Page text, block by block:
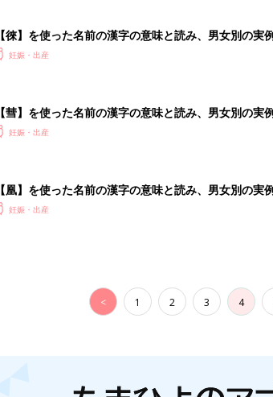
【徠】を使った名前の漢字の意味と読み、男女別の
妊娠・出産
【彗】を使った名前の漢字の意味と読み、男女別の
妊娠・出産
【凰】を使った名前の漢字の意味と読み、男女別の
妊娠・出産
< 1 2 3 4